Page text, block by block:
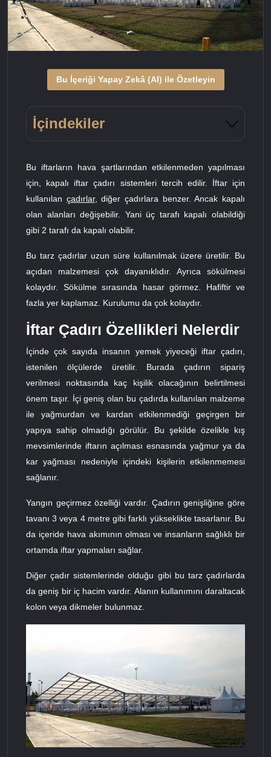
Bu İçeriği Yapay Zekâ (AI) ile Özetleyin
İçindekiler
Bu iftarların hava şartlarından etkilenmeden yapılması
için, kapalı iftar çadırı sistemleri tercih edilir. İftar için
kullanılan çadırlar, diğer çadırlara benzer. Ancak kapalı
olan alanları değişebilir. Yani üç tarafı kapalı olabildiği
gibi 2 tarafı da kapalı olabilir.
Bu tarz çadırlar uzun süre kullanılmak üzere üretilir. Bu
açıdan malzemesi çok dayanıklıdır. Ayrıca sökülmesi
kolaydır. Sökülme sırasında hasar görmez. Hafiftir ve
fazla yer kaplamaz. Kurulumu da çok kolaydır.
İftar Çadırı Özellikleri Nelerdir
İçinde çok sayıda insanın yemek yiyeceği iftar çadırı,
istenilen ölçülerde üretilir. Burada çadırın sipariş
verilmesi noktasında kaç kişilik olacağının belirtilmesi
önem taşır. İçi geniş olan bu çadırda kullanılan malzeme
ile yağmurdan ve kardan etkilenmediği geçirgen bir
yapıya sahip olmadığı görülür. Bu şekilde özelikle kış
mevsimlerinde iftarın açılması esnasında yağmur ya da
kar yağması nedeniyle içindeki kişilerin etkilenmemesi
sağlanır.
Yangın geçirmez özelliği vardır. Çadırın genişliğine göre
tavanı 3 veya 4 metre gibi farklı yükseklikte tasarlanır. Bu
da içeride hava akımının olması ve insanların sağlıklı bir
ortamda iftar yapmaları sağlar.
Diğer çadır sistemlerinde olduğu gibi bu tarz çadırlarda
da geniş bir iç hacim vardır. Alanın kullanımını daraltacak
kolon veya dikmeler bulunmaz.